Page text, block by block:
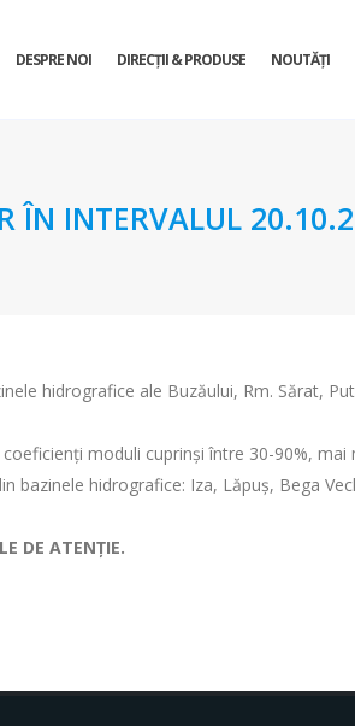
DESPRE NOI DIRECŢII & PRODUSE NOUTĂȚI
ÎN INTERVALUL
hidrografice ale Buzăului, Rm. Sărat,
moduli cuprinşi între 30-90%,
bazinele hidrografice: Iza, Lăpuș, Bega
DE ATENȚIE.